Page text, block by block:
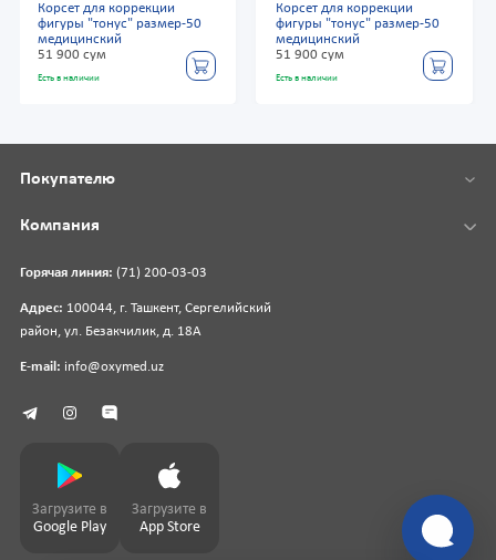
Корсет для коррекции
фигуры "тонус" размер-50
медицинский
51 900 сум
Есть в наличии
Корсет для коррекции
фигуры "тонус" размер-50
медицинский
51 900 сум
Есть в наличии
Горячая линия: (71) 200-03-03
Адрес: 100044, г. Ташкент, Сергелийский
район, ул. Безакчилик, д. 18А
E-mail: info@oxymed.uz
Покупателю
Компания
Загрузите в
Google Play
Загрузите в
App Store